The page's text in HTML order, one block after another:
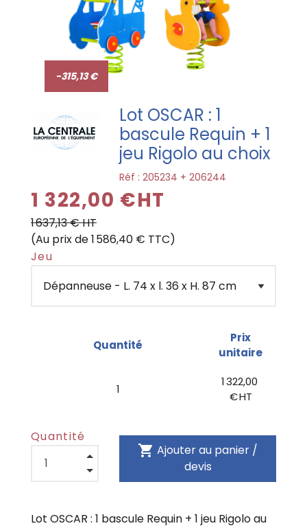
PROMO !
-315,13 €
Lot OSCAR : 1
bascule Requin + 1
jeu Rigolo au choix
Réf :205234 + 206244
1 322,00 €HT
1 637,13 € HT
(Au prix de 1 586,40 € TTC)
Jeu
Quantité
Prix
unitaire
1
1 322,00
€ HT
Quantité
shopping_cart Ajouter au panier /
devis
Lot OSCAR : 1 bascule Requin + 1 jeu Rigolo au